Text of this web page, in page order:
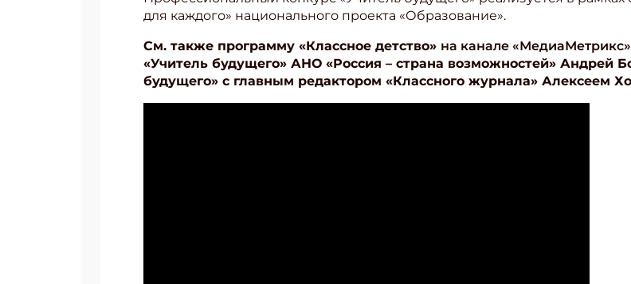
для каждого» национального проекта «Образование».
См. также программу «Классное детство» на канале «МедиаМетрикс»
«Учитель будущего» АНО «Россия – страна возможностей» Андрей
будущего» с главным редактором «Классного журнала» Алексеем